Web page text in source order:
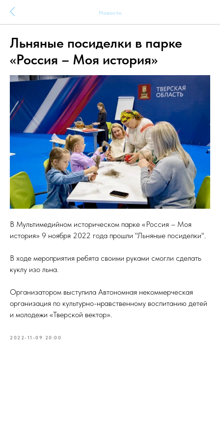
Новости
Льняные посиделки в парке
«Россия – Моя история»
В Мультимедийном историческом парке «Россия – Моя
история» 9 ноября 2022 года прошли "Льняные посиделки".
В ходе мероприятия ребята своими руками смогли сделать
куклу изо льна.
Организатором выступила Автономная некоммерческая
организация по культурно-нравственному воспитанию детей
и молодежи «Тверской вектор».
2022-11-09 20:00